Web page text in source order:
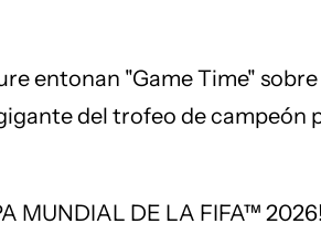
entonan "Game Time" sobre
del trofeo de campeón
MUNDIAL DE LA FIFA™ 2026!